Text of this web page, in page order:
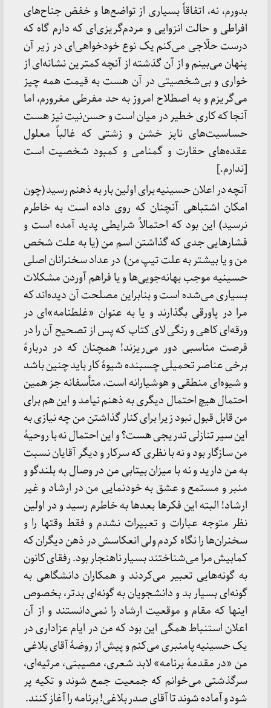
بدورم، نه، اتفاقاً بسیاری از تواضع‌ها و خفض جناح‌های
افراطی و حالت انزوایی و مردم‌گریزی‌ای که دارم گاه که
درست حلّاجی می‌کنم یک نوع خودخواهی‌ای در زیر آن
پنهان می‌بینم و از آن گذشته از آنچه کمترین نشانه‌ای از
خواری و بی‌شخصیتی در آن هست به قیمت همه چیز
می‌گریزم و به اصطلاح امروز به حد مفرطی مغرورم، اما
آنجا که کاری خطیر در میان است و حسن‌نیت نیز هست
حساسیت‌های ناپز خشن و زشتی که غالباً معلول
عقده‌های حقارت و گمنامی و کمبود شخصیت است
[ندارم.]
آنچه در اعلان حسینیه برای اولین بار به ذهنم رسید (چون
امکان اشتباهی آنچنان که روی داده است به خاطرم
نرسید) این بود که احتمالاً شرایطی پدید آمده است و
فشارهایی جدی که گذاشتن اسم من (یا به علت شخص
من و یا بیشتر به علت تیپ من) در عداد سخنرانان اصلی
حسینیه موجب بهانه‌جویی‌ها و یا فراهم آوردن مشکلات
بسیاری می‌شده است و بنابراین مصلحت آن دیده‌اند که
مرا در پاورقی بگذارند و یا به عنوان «غلطنامه»‌ای در
ورقه‌ای کاهی و رنگی لای کتاب که پس از تصحیح آن را در
فرصت مناسبی دور می‌ریزند! همچنان که در دربارهٔ
برخی عناصر تحمیلی چسبنده شیوهٔ کار باید چنین باشد
و شیوه‌ای منطقی و هوشیارانه است. متأسفانه جز همین
احتمال هیچ احتمال دیگری به ذهنم نیامد و این هم برای
من قابل قبول نبود زیرا برای کنار گذاشتن من چه نیازی به
این سیر تنازلی تدریجی هست؟ و این احتمال نه با روحیهٔ
من سازگار بود و نه با نظری که سرکار و دیگر آقایان نسبت
به من دارید و نه با میزان بیتابی من در وصال به بلندگو و
منبر و مستمع و عشق به خودنمایی من در ارشاد و غیر
ارشاد! البته این فکرها بعدها به خاطرم رسید و در اولین
نظر متوجه عبارات و تعبیرات نشدم و فقط وقتها را و
سخنران‌ها را نگاه کردم ولی انعکاسش در ذهن دیگران که
کمابیش مرا می‌شناختند بسیار ناهنجار بود. رفقای کانون
به گونه‌هایی تعبیر می‌کردند و همکاران دانشگاهی به
گونه‌ای بسیار بد و دانشجویان به گونه‌ای بدتر، بخصوص
اینها که مقام و موقعیت ارشاد را نمی‌دانستند و از آن
اعلان استنباط همگی این بود که من در ایام عزاداری در
یک حسینیه پامنبری می‌کنم و پیش از روضهٔ آقای بلاغی
من «در مقدمهٔ برنامه» لابد شعری، مصیبتی، مرثیه‌ای،
سرگذشتی می‌خوانم که جمعیت جمع شوند و تکیه پر
شود و آماده شوند تا آقای صدر بلاغی! برنامه را آغاز کنند.